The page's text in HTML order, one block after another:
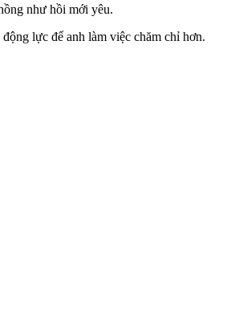
như hồi mới yêu.
lực để anh làm việc chăm chỉ hơn.